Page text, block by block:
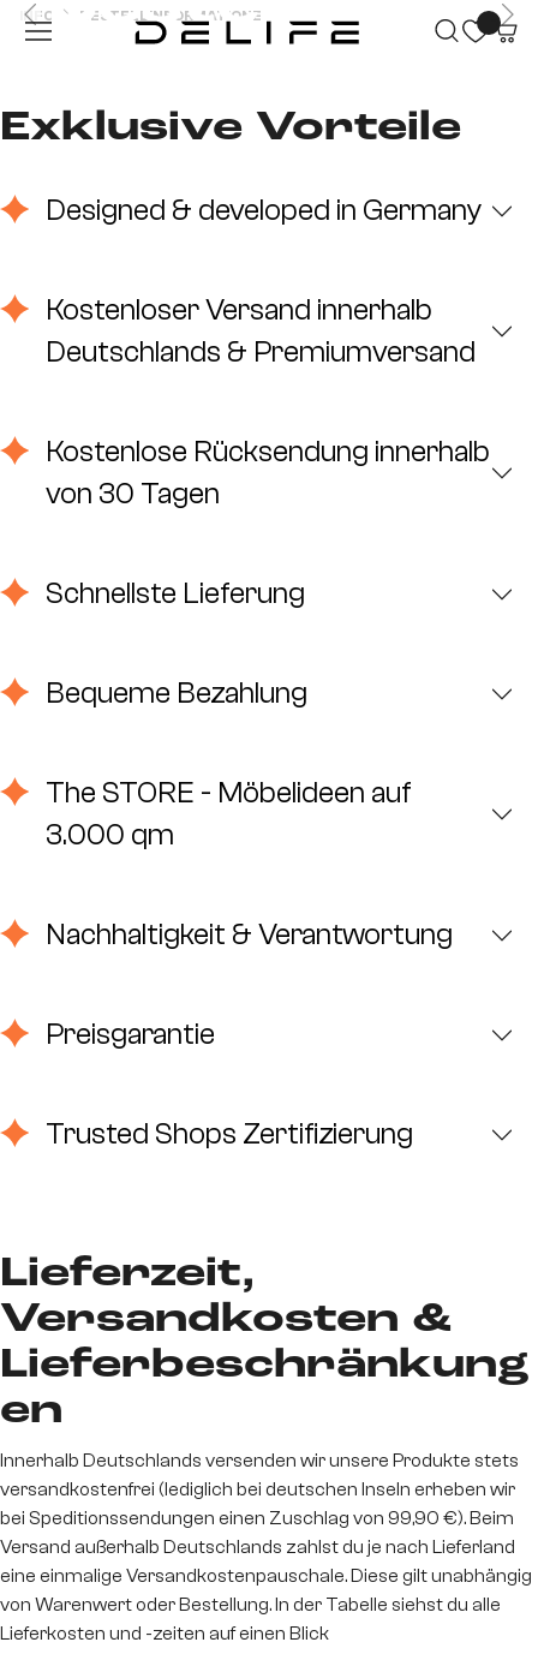
Zum Hauptinhalt springen
INFO BESTELLINFORMATIONEN
Exklusive Vorteile
Designed & developed in Germany
Kostenloser Versand innerhalb
Deutschlands & Premiumversand
Kostenlose Rücksendung innerhalb
von 30 Tagen
Schnellste Lieferung
Bequeme Bezahlung
The STORE - Möbelideen auf
3.000 qm
Nachhaltigkeit & Verantwortung
Preisgarantie
Trusted Shops Zertifizierung
Lieferzeit,
Versandkosten &
Lieferbeschränkung
en
Innerhalb Deutschlands versenden wir unsere Produkte stets
versandkostenfrei (lediglich bei deutschen Inseln erheben wir
bei Speditionssendungen einen Zuschlag von 99,90 €). Beim
Versand außerhalb Deutschlands zahlst du je nach Lieferland
eine einmalige Versandkostenpauschale. Diese gilt unabhängig
von Warenwert oder Bestellung. In der Tabelle siehst du alle
Lieferkosten und -zeiten auf einen Blick